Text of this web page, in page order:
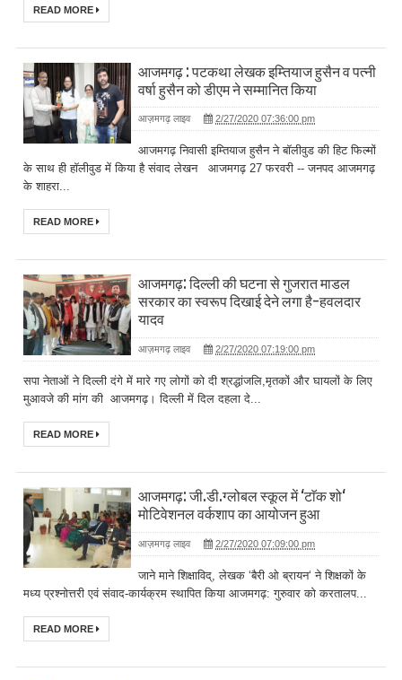
READ MORE
आजमगढ़ : पटकथा लेखक इम्तियाज हुसैन व पत्नी
वर्षा हुसैन को डीएम ने सम्मानित किया
आज़मगढ़ लाइव 2/27/2020 07:36:00 pm
आजमगढ़ निवासी इम्तियाज हुसैन ने बॉलीवुड की हिट फिल्मों
के साथ ही हॉलीवुड में किया है संवाद लेखन आजमगढ़ 27 फरवरी -- जनपद आजमगढ़
के शाहरा...
READ MORE
आजमगढ़: दिल्ली की घटना से गुजरात माडल
सरकार का स्वरूप दिखाई देने लगा है-हवलदार
यादव
आज़मगढ़ लाइव 2/27/2020 07:19:00 pm
सपा नेताओं ने दिल्ली दंगे में मारे गए लोगों को दी श्रद्धांजलि,मृतकों और घायलों के लिए
मुआवजे की मांग की आजमगढ़। दिल्ली में दिल दहला दे...
READ MORE
आजमगढ़: जी.डी.ग्लोबल स्कूल में ‘टाॅक शो‘
मोटिवेशनल वर्कशाप का आयोजन हुआ
आज़मगढ़ लाइव 2/27/2020 07:09:00 pm
जाने माने शिक्षाविद्, लेखक ‘बैरी ओ ब्रायन‘ ने शिक्षकों के
मध्य प्रश्नोत्तरी एवं संवाद-कार्यक्रम स्थापित किया आजमगढ़: गुरुवार को करतालप...
READ MORE